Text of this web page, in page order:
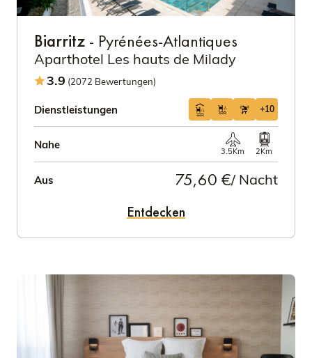
Biarritz - Pyrénées-Atlantiques
Aparthotel Les hauts de Milady
3.9 (2072 Bewertungen)
Dienstleistungen +10
Nahe
3.5Km 2Km
Aus 75,60 €/ Nacht
Entdecken